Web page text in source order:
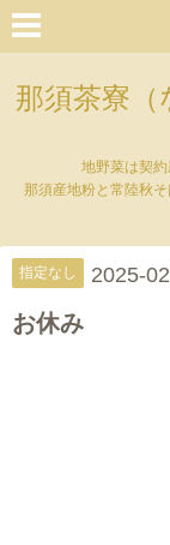
那須茶寮
地野菜は契約
那須産地粉と常陸秋
指定なし 2025-
お休み